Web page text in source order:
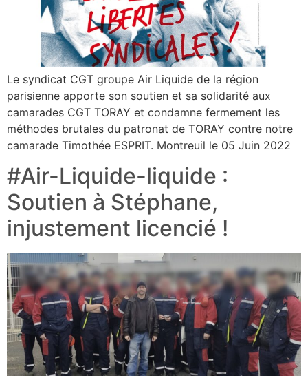
Le syndicat CGT groupe Air Liquide de la région
parisienne apporte son soutien et sa solidarité aux
camarades CGT TORAY et condamne fermement les
méthodes brutales du patronat de TORAY contre notre
camarade Timothée ESPRIT. Montreuil le 05 Juin 2022
#Air-Liquide-liquide :
Soutien à Stéphane,
injustement licencié !